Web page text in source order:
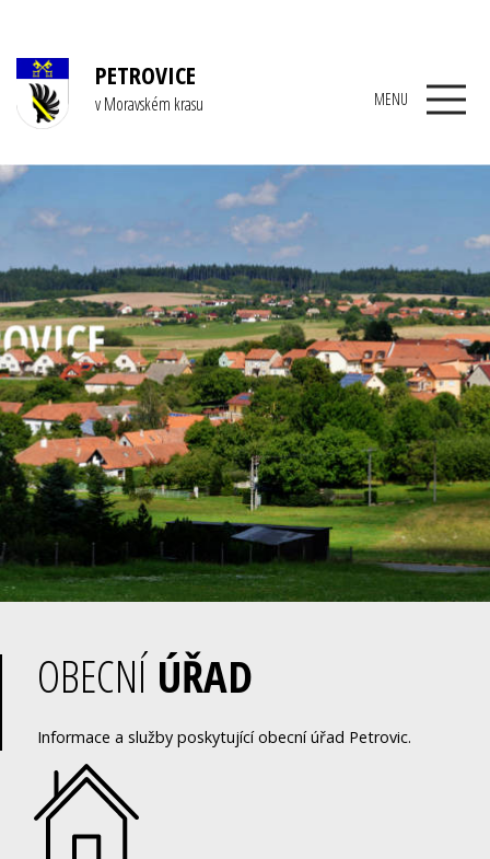
PETROVICE
v Moravském krasu MENU
OBECNÍ ÚŘAD
Informace a služby poskytující obecní úřad Petrovic.